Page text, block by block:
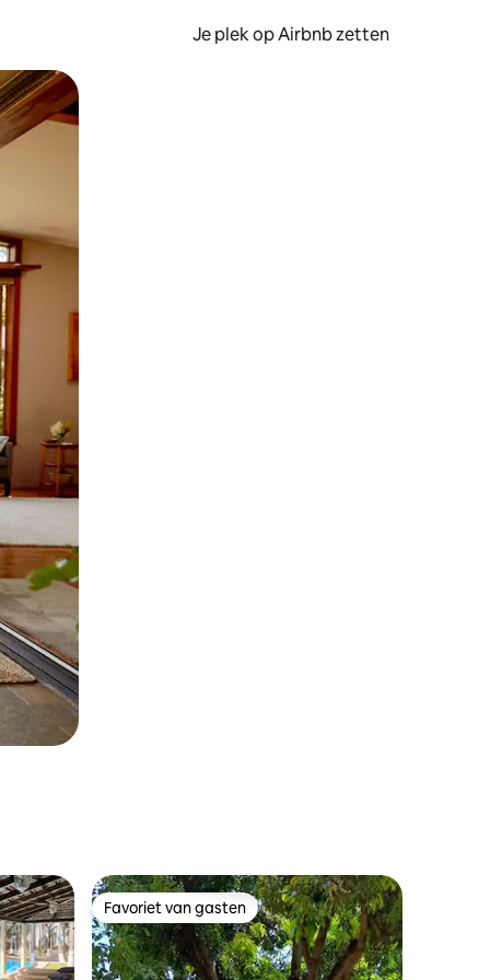
Je plek op Airbnb zetten
of swipen.
Favoriet van gasten
Favoriet van gasten